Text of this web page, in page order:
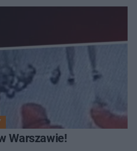
Warszawie!